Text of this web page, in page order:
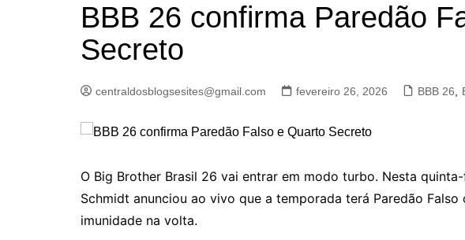
BBB 26 confirma Paredão
Secreto
centraldosblogsesites@gmail.com fevereiro 26, 2026 BBB 26,
O Big Brother Brasil 26 vai entrar em modo turbo. Nesta
Schmidt anunciou ao vivo que a temporada terá Paredão
imunidade na volta.